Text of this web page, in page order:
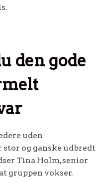
den gode
uden
stor og ganske udbredt
Tina Holm, senior
gruppen vokser.